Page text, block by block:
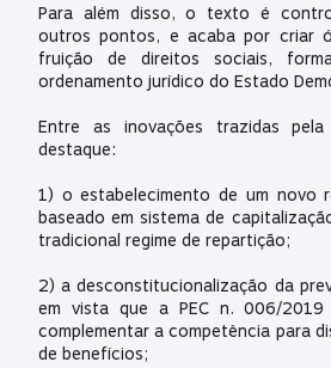
Para além disso, o texto é
outros pontos, e acaba por criar
fruição de direitos sociais,
ordenamento jurídico do Estado
Entre as inovações trazidas pela
destaque:
1) o estabelecimento de um novo
baseado em sistema de
tradicional regime de repartição;
2) a desconstitucionalização da
em vista que a PEC n. 006/
complementar a competência para
de benefícios;